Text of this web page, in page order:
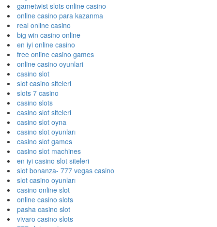
gametwist slots online casino
online casino para kazanma
real online casino
big win casino online
en iyi online casino
free online casino games
online casino oyunlari
casino slot
slot casino siteleri
slots 7 casino
casino slots
casino slot siteleri
casino slot oyna
casino slot oyunları
casino slot games
casino slot machines
en iyi casino slot siteleri
slot bonanza- 777 vegas casino
slot casino oyunları
casino online slot
online casino slots
pasha casino slot
vivaro casino slots